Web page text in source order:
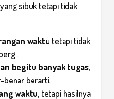
sibuk tetapi tidak
waktu tetapi tidak
begitu banyak tugas,
benar berarti.
waktu, tetapi hasilnya